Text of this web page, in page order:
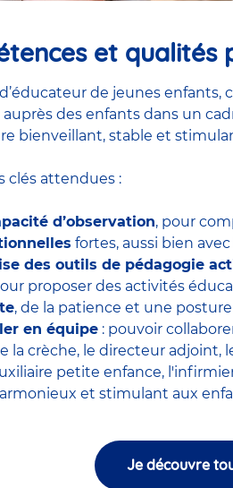
et qualités
de jeunes enfants,
auprès des enfants dans un
bienveillant, stable et
clés attendues :
d’observation, pour
fortes, aussi bien
des outils de pédagogie
proposer des activités
, de la patience et une
en équipe : pouvoir
la crèche, le directeur adjoint,
petite enfance,
et stimulant aux
Je découvre